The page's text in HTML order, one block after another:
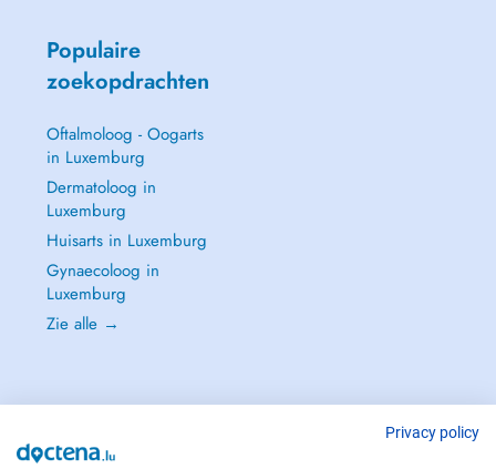
Populaire
zoekopdrachten
Oftalmoloog - Oogarts
in Luxemburg
Dermatoloog in
Luxemburg
Huisarts in Luxemburg
Gynaecoloog in
Luxemburg
Zie alle →
NEEM IN GEVAL VAN NOOD CONTACT OP MET : 112Privacy policy